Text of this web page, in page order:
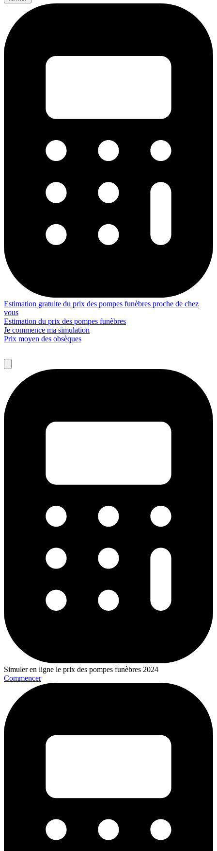
Estimation gratuite du prix des pompes funèbres proche de chez
vous
Estimation du prix des pompes funèbres
Je commence ma simulation
Prix moyen des obsèques
Simuler en ligne le prix des pompes funèbres 2024
Commencer